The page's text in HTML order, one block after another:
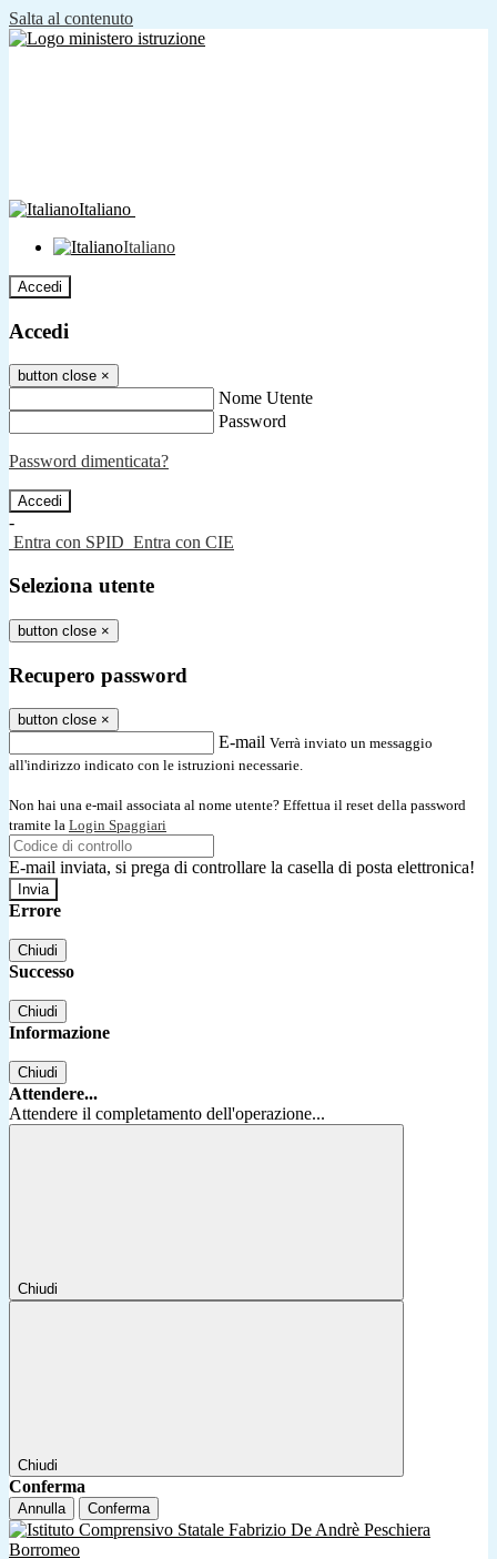
Salta al contenuto
Italiano
Italiano
Accedi
Accedi
button close ×
Nome Utente
Password
Password dimenticata?
-
Entra con SPID Entra con CIE
Seleziona utente
button close ×
Recupero password
button close ×
E-mail Verrà inviato un messaggio
all'indirizzo indicato con le istruzioni necessarie.
Non hai una e-mail associata al nome utente? Effettua il reset della password
tramite la Login Spaggiari
E-mail inviata, si prega di controllare la casella di posta elettronica!
Errore
Chiudi
Successo
Chiudi
Informazione
Chiudi
Attendere...
Attendere il completamento dell'operazione...
Chiudi
Chiudi
Conferma
Annulla Conferma